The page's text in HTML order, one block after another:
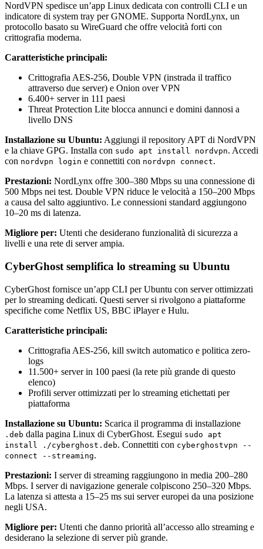
NordVPN spedisce un’app Linux dedicata con controlli CLI e un
indicatore di system tray per GNOME. Supporta NordLynx, un
protocollo basato su WireGuard che offre velocità forti con
crittografia moderna.
Caratteristiche principali:
Crittografia AES-256, Double VPN (instrada il traffico
attraverso due server) e Onion over VPN
6.400+ server in 111 paesi
Threat Protection Lite blocca annunci e domini dannosi a
livello DNS
Installazione su Ubuntu: Aggiungi il repository APT di NordVPN
e la chiave GPG. Installa con sudo apt install nordvpn. Accedi
con nordvpn login e connettiti con nordvpn connect.
Prestazioni: NordLynx offre 300–380 Mbps su una connessione di
500 Mbps nei test. Double VPN riduce le velocità a 150–200 Mbps
a causa del salto aggiuntivo. Le connessioni standard aggiungono
10–20 ms di latenza.
Migliore per: Utenti che desiderano funzionalità di sicurezza a
livelli e una rete di server ampia.
CyberGhost semplifica lo streaming su Ubuntu
CyberGhost fornisce un’app CLI per Ubuntu con server ottimizzati
per lo streaming dedicati. Questi server si rivolgono a piattaforme
specifiche come Netflix US, BBC iPlayer e Hulu.
Caratteristiche principali:
Crittografia AES-256, kill switch automatico e politica zero-
logs
11.500+ server in 100 paesi (la rete più grande di questo
elenco)
Profili server ottimizzati per lo streaming etichettati per
piattaforma
Installazione su Ubuntu: Scarica il programma di installazione
.deb dalla pagina Linux di CyberGhost. Esegui sudo apt
install ./cyberghost.deb. Connettiti con cyberghostvpn --
connect --streaming.
Prestazioni: I server di streaming raggiungono in media 200–280
Mbps. I server di navigazione generale colpiscono 250–320 Mbps.
La latenza si attesta a 15–25 ms sui server europei da una posizione
negli USA.
Migliore per: Utenti che danno priorità all’accesso allo streaming e
desiderano la selezione di server più grande.